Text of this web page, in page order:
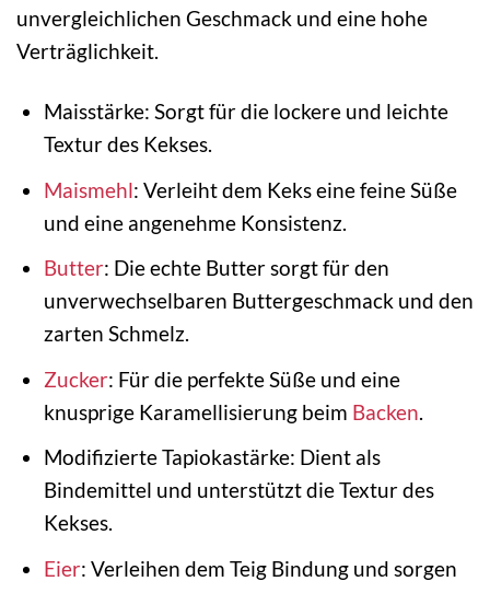
unvergleichlichen Geschmack und eine hohe
Verträglichkeit.
Maisstärke: Sorgt für die lockere und leichte
Textur des Kekses.
Maismehl: Verleiht dem Keks eine feine Süße
und eine angenehme Konsistenz.
Butter: Die echte Butter sorgt für den
unverwechselbaren Buttergeschmack und den
zarten Schmelz.
Zucker: Für die perfekte Süße und eine
knusprige Karamellisierung beim Backen
Modifizierte Tapiokastärke: Dient als
Bindemittel und unterstützt die Textur des
Kekses.
Eier: Verleihen dem Teig Bindung und sorgen